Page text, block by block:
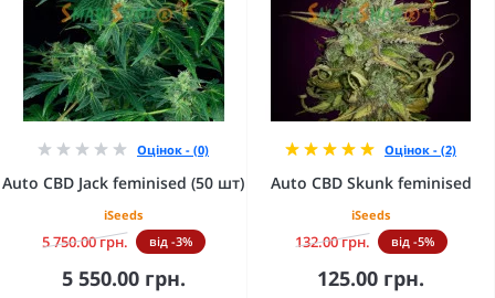
Оцінок - (0)
Auto CBD Jack feminised (50 шт)
iSeeds
5 750.00 грн. від -3%
5 550.00 грн.
Оцінок - (2)
Auto CBD Skunk feminised
iSeeds
132.00 грн. від -5%
125.00 грн.